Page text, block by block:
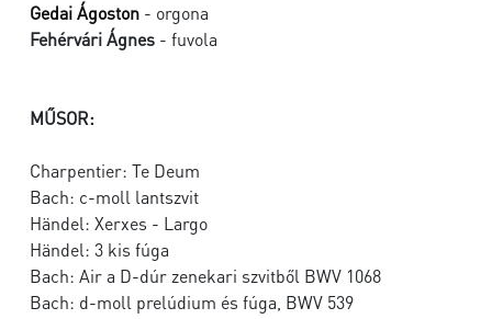
Gedai Ágoston - orgona
Fehérvári Ágnes - fuvola
MŰSOR:
Charpentier: Te Deum
Bach: c-moll lantszvit
Händel: Xerxes - Largo
Händel: 3 kis fúga
Bach: Air a D-dúr zenekari szvitből BWV 1068
Bach: d-moll prelúdium és fúga, BWV 539